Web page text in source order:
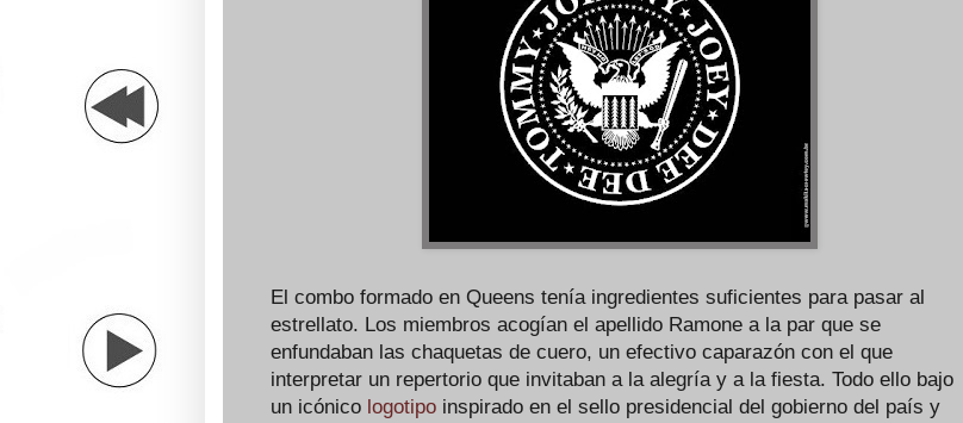
El combo formado en Queens tenía ingredientes suficientes para pasar al
estrellato. Los miembros acogían el apellido Ramone a la par que se
enfundaban las chaquetas de cuero, un efectivo caparazón con el que
interpretar un repertorio que invitaban a la alegría y a la fiesta. Todo ello bajo
un icónico logotipo inspirado en el sello presidencial del gobierno del país y